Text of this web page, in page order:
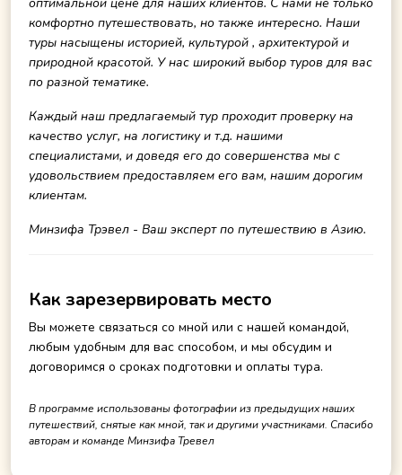
оптимальной цене для наших клиентов. С нами не только
комфортно путешествовать, но также интересно. Наши
туры насыщены историей, культурой , архитектурой и
природной красотой. У нас широкий выбор туров для вас
по разной тематике.
Каждый наш предлагаемый тур проходит проверку на
качество услуг, на логистику и т.д. нашими
специалистами, и доведя его до совершенства мы с
удовольствием предоставляем его вам, нашим дорогим
клиентам.
Минзифа Трэвел - Ваш эксперт по путешествию в Азию.
Как зарезервировать место
Вы можете связаться со мной или с нашей командой,
любым удобным для вас способом, и мы обсудим и
договоримся о сроках подготовки и оплаты тура.
В программе использованы фотографии из предыдущих наших
путешествий, снятые как мной, так и другими участниками. Спасибо
авторам и команде Минзифа Тревел